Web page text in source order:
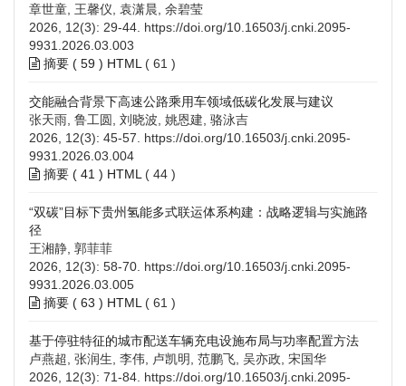
章世童, 王馨仪, 袁潇晨, 余碧莹
2026, 12(3): 29-44. https://doi.org/10.16503/j.cnki.2095-
9931.2026.03.003
摘要 ( 59 ) HTML ( 61 )
交能融合背景下高速公路乘用车领域低碳化发展与建议
张天雨, 鲁工圆, 刘晓波, 姚恩建, 骆泳吉
2026, 12(3): 45-57. https://doi.org/10.16503/j.cnki.2095-
9931.2026.03.004
摘要 ( 41 ) HTML ( 44 )
“双碳”目标下贵州氢能多式联运体系构建：战略逻辑与实施路
径
王湘静, 郭菲菲
2026, 12(3): 58-70. https://doi.org/10.16503/j.cnki.2095-
9931.2026.03.005
摘要 ( 63 ) HTML ( 61 )
基于停驻特征的城市配送车辆充电设施布局与功率配置方法
卢燕超, 张润生, 李伟, 卢凯明, 范鹏飞, 吴亦政, 宋国华
2026, 12(3): 71-84. https://doi.org/10.16503/j.cnki.2095-